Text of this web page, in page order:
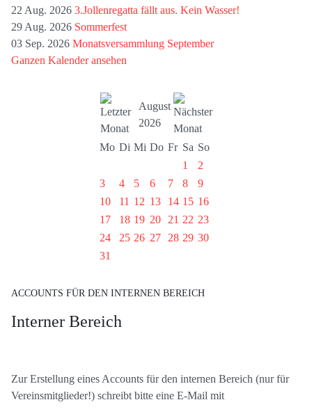
22 Aug. 2026 3.Jollenregatta fällt aus. Kein Wasser!
29 Aug. 2026 Sommerfest
03 Sep. 2026 Monatsversammlung September
Ganzen Kalender ansehen
August
2026
Mo Di Mi Do Fr Sa So
1
2
3
4 5 6 7 8
9
10
11 12 13 14 15 16
17
18 19 20 21 22 23
24
25 26 27 28 29 30
31
ACCOUNTS FÜR DEN INTERNEN BEREICH
Interner Bereich
Zur Erstellung eines Accounts für den internen Bereich (nur für
Vereinsmitglieder!) schreibt bitte eine E-Mail mit